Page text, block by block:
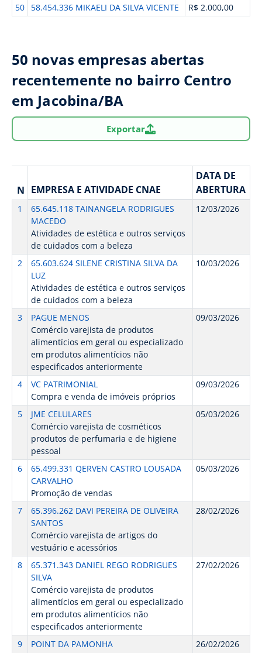
50 58.454.336 MIKAELI DA SILVA VICENTE R$ 2.000,00
50 novas empresas abertas
recentemente no bairro Centro
em Jacobina/BA
Exportar
N EMPRESA E ATIVIDADE CNAE
DATA DE
ABERTURA
1
65.645.118 TAINANGELA RODRIGUES
MACEDO
Atividades de estética e outros serviços
de cuidados com a beleza
12/03/2026
2
65.603.624 SILENE CRISTINA SILVA DA
LUZ
Atividades de estética e outros serviços
de cuidados com a beleza
10/03/2026
3
PAGUE MENOS
Comércio varejista de produtos
alimentícios em geral ou especializado
em produtos alimentícios não
especificados anteriormente
09/03/2026
4
VC PATRIMONIAL
Compra e venda de imóveis próprios
09/03/2026
5
JME CELULARES
Comércio varejista de cosméticos
produtos de perfumaria e de higiene
pessoal
05/03/2026
6
65.499.331 QERVEN CASTRO LOUSADA
CARVALHO
Promoção de vendas
05/03/2026
7
65.396.262 DAVI PEREIRA DE OLIVEIRA
SANTOS
Comércio varejista de artigos do
vestuário e acessórios
28/02/2026
8
65.371.343 DANIEL REGO RODRIGUES
SILVA
Comércio varejista de produtos
alimentícios em geral ou especializado
em produtos alimentícios não
especificados anteriormente
27/02/2026
9
POINT DA PAMONHA
26/02/2026